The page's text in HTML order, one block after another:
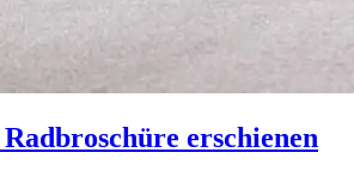
erschienen